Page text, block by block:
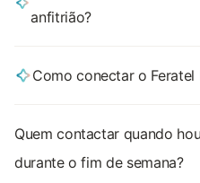
anfitrião?
Como conectar o Feratel
Quem contactar quando
durante o fim de semana?